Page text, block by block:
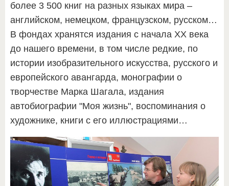
более 3 500 книг на разных языках мира –
английском, немецком, французском, русском…
В фондах хранятся издания с начала ХХ века
до нашего времени, в том числе редкие, по
истории изобразительного искусства, русского и
европейского авангарда, монографии о
творчестве Марка Шагала, издания
автобиографии "Моя жизнь", воспоминания о
художнике, книги с его иллюстрациями…